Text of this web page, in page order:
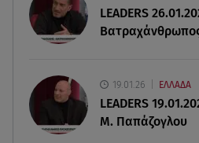
καθημερινό στο Star
LEADERS
19.01.26 ΕΛΛΑΔΑ
LEADERS
Μ. Παπάζογλου